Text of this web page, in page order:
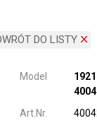
DO LISTY
Model
1921
Art.Nr.